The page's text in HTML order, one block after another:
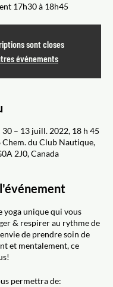
17h30 à 18h45
sont closes
événements
– 13 juill. 2022, 18 h 45
Chem. du Club Nautique,
2J0, Canada
yoga unique qui vous
& respirer au rythme de
de prendre soin de
et mentalement, ce
permettra de: